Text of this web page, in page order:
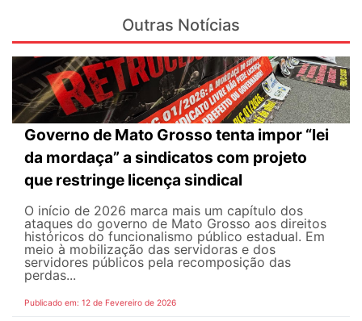
Outras Notícias
Governo de Mato Grosso tenta impor “lei
da mordaça” a sindicatos com projeto
que restringe licença sindical
O início de 2026 marca mais um capítulo dos
ataques do governo de Mato Grosso aos direitos
históricos do funcionalismo público estadual. Em
meio à mobilização das servidoras e dos
servidores públicos pela recomposição das
perdas...
Publicado em: 12 de Fevereiro de 2026